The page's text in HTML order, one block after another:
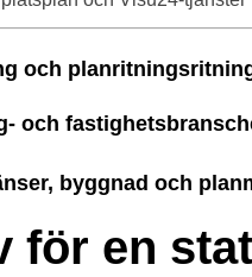
och
och
byggnad och
för en